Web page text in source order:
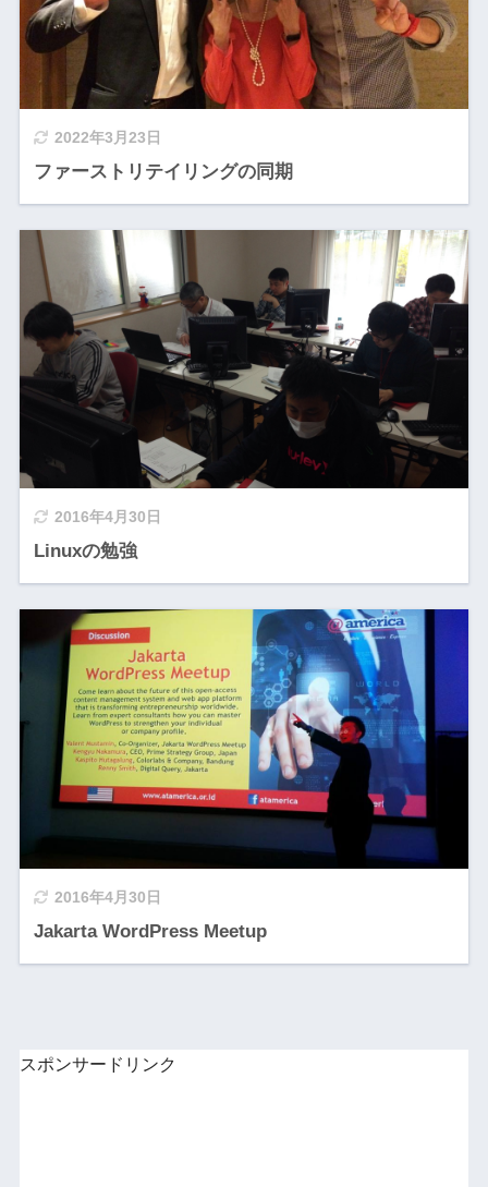
2022年3月23日
ファーストリテイリングの同期
2016年4月30日
Linuxの勉強
2016年4月30日
Jakarta WordPress Meetup
スポンサードリンク